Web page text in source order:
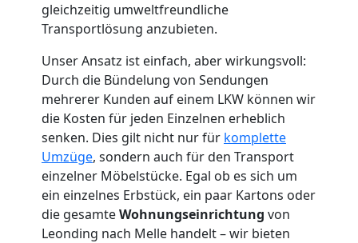
gleichzeitig umweltfreundliche
Transportlösung anzubieten.
Unser Ansatz ist einfach, aber wirkungsvoll:
Durch die Bündelung von Sendungen
mehrerer Kunden auf einem LKW können wir
die Kosten für jeden Einzelnen erheblich
senken. Dies gilt nicht nur für komplette
Umzüge, sondern auch für den Transport
einzelner Möbelstücke. Egal ob es sich um
ein einzelnes Erbstück, ein paar Kartons oder
die gesamteWohnungseinrichtung von
Leonding nach Melle handelt – wir bieten
Möbeltaxi
Leonding
Kleintransport
Leonding